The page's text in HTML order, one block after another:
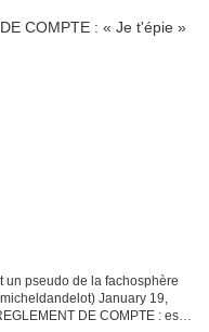
un pseudo de la fachosphère
January 19,
DE COMPTE : est